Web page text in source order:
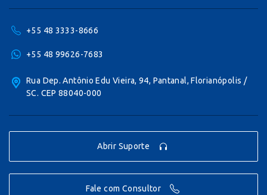
+55 48 3333-8666
+55 48 99626-7683
Rua Dep. Antônio Edu Vieira, 94, Pantanal, Florianópolis /
SC. CEP 88040-000
Abrir Suporte
Fale com Consultor